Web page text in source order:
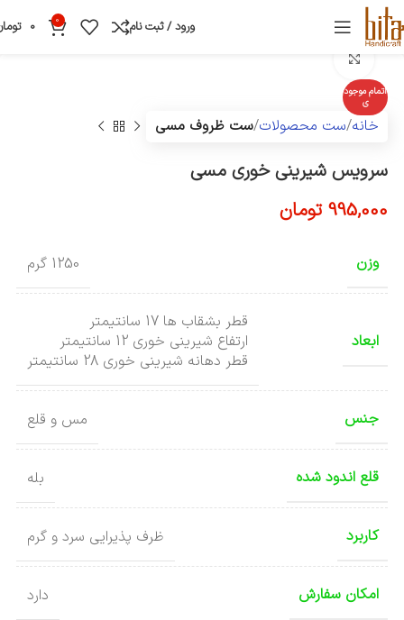
ورود / ثبت نام 0
0
اتمام موجود
ی
خانه ست محصولات ست ظروف مسی
سرویس شیرینی خوری مسی
995,000 تومان
وزن 1250 گرم
ابعاد
قطر بشقاب ها 17 سانتیمتر
ارتفاع شیرینی خوری 12 سانتیمتر
قطر دهانه شیرینی خوری 28 سانتیمتر
جنس مس و قلع
قلع اندود شده بله
کاربرد ظرف پذیرایی سرد و گرم
امکان سفارش دارد